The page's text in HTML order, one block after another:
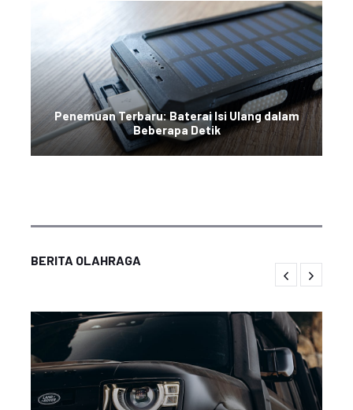
Penemuan Terbaru: Baterai Isi Ulang dalam
Beberapa Detik
BERITA OLAHRAGA